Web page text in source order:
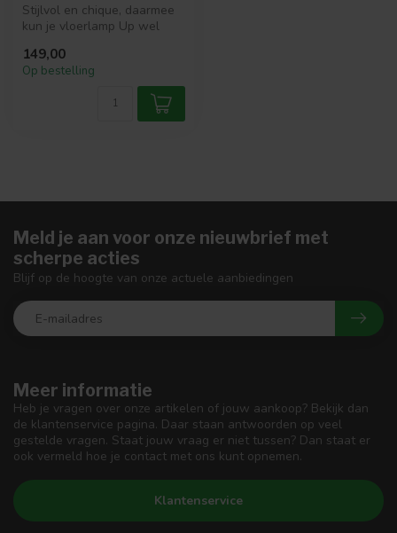
Stijlvol en chique, daarmee
kun je vloerlamp Up wel
149,00
Op bestelling
Meer informatie
Heb je vragen over onze artikelen of jouw aankoop? Bekijk dan
de klantenservice pagina. Daar staan antwoorden op veel
gestelde vragen. Staat jouw vraag er niet tussen? Dan staat er
ook vermeld hoe je contact met ons kunt opnemen.
Klantenservice
Meld je aan voor onze nieuwbrief met
scherpe acties
Blijf op de hoogte van onze actuele aanbiedingen